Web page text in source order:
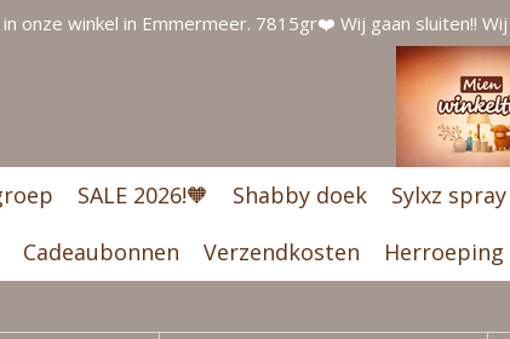
onze winkel in Emmermeer. 7815gr❤️ Wij gaan sluiten!!
SALE 2026!🧡 Shabby doek Sylxz spray
Cadeaubonnen Verzendkosten